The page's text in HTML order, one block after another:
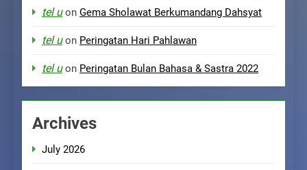
tel uon Gema Sholawat Berkumandang Dahsyat
tel uon Peringatan Hari Pahlawan
tel uon Peringatan Bulan Bahasa & Sastra 2022
Archives
July 2026